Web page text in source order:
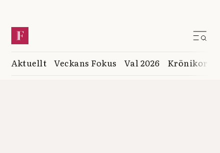
Aktuellt Veckans Fokus Val 2026 Krönikor